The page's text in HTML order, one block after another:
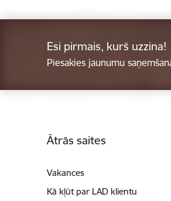
Esi pirmais, kurš uzzina!
Piesakies jaunumu
Ātrās saites
Vakances
Kā kļūt par LAD klientu